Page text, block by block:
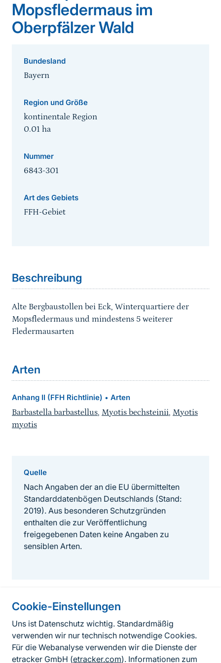
Cookie-Einstellungen
Uns ist Datenschutz wichtig. Standardmäßig
verwenden wir nur technisch notwendige Cookies.
Für die Webanalyse verwenden wir die Dienste der
etracker GmbH (etracker.com). Informationen zum
Mopsfledermaus im
Oberpfälzer Wald
Bundesland
Bayern
Region und Größe
kontinentale Region
0.01 ha
Nummer
6843-301
Art des Gebiets
FFH-Gebiet
Beschreibung
Alte Bergbaustollen bei Eck, Winterquartiere der
Mopsfledermaus und mindestens 5 weiterer
Fledermausarten
Arten
Anhang II (FFH Richtlinie) • Arten
Barbastella barbastellus, Myotis bechsteinii, Myotis
myotis
Quelle
Nach Angaben der an die EU übermittelten
Standarddatenbögen Deutschlands (Stand:
2019). Aus besonderen Schutzgründen
enthalten die zur Veröffentlichung
freigegebenen Daten keine Angaben zu
sensiblen Arten.
Informationen zur Seite
FußzeileKontakt zum BfN
Kontaktformular